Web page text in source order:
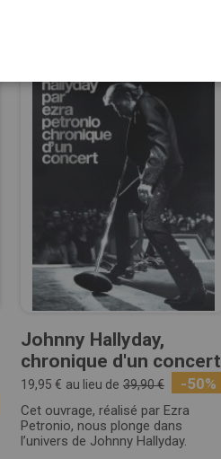
Johnny Hallyday,
chronique d'un concert
19,95 € au lieu de 39,90 € -50%
Cet ouvrage, réalisé par Ezra
Petronio, nous plonge dans
l’univers de Johnny Hallyday.